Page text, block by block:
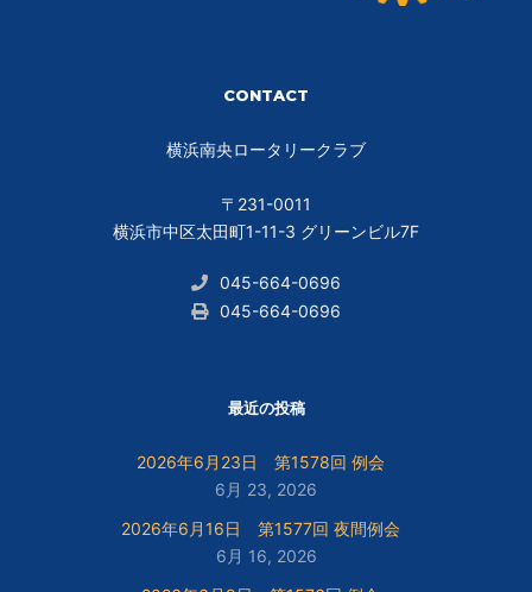
CONTACT
横浜南央ロータリークラブ
〒231-0011
横浜市中区太田町1-11-3 グリーンビル7F
045-664-0696
045-664-0696
最近の投稿
2026年6月23日 第1578回 例会
6月 23, 2026
2026年6月16日 第1577回 夜間例会
6月 16, 2026